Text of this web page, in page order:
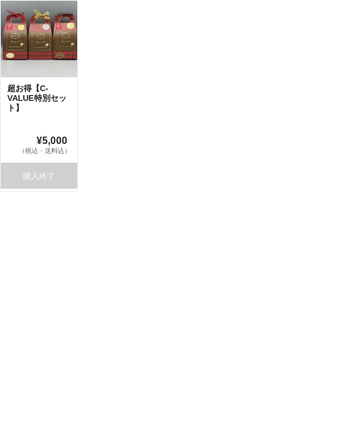
超お得【C-
VALUE特別セッ
ト】
¥5,000
（税込・送料込）
購入終了